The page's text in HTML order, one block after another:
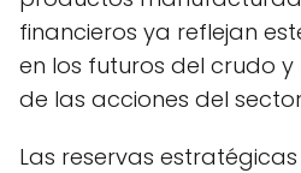
financieros ya reflejan
en los futuros del crudo
de las acciones del
Las reservas